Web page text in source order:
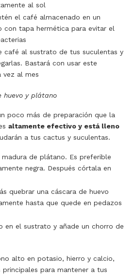
al sol
el café almacenado en un
con tapa hermética para evitar el
café al sustrato de tus suculentas y
Bastará con usar este
vez al mes
huevo y plátano
poco más de preparación que la
altamente efectivo y está lleno
a tus cactus y suculentas.
madura de plátano. Es preferible
negra. Después córtala en
quebrar una cáscara de huevo
hasta que quede en pedazos
en el sustrato y añade un chorro de
alto en potasio, hierro y calcio,
para mantener a tus